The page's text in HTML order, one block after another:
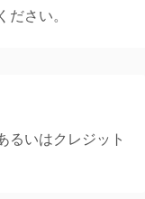
ださい。
るいはクレジット